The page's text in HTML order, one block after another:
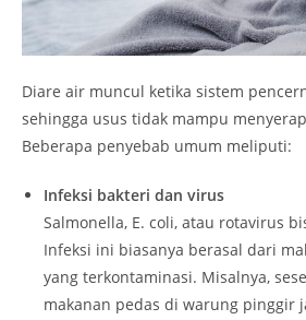
Diare air muncul ketika sistem
sehingga usus tidak mampu
Beberapa penyebab umum meliputi:
Infeksi bakteri dan virus
Salmonella, E. coli, atau rotavirus
Infeksi ini biasanya berasal dari
yang terkontaminasi. Misalnya,
makanan pedas di warung pinggir